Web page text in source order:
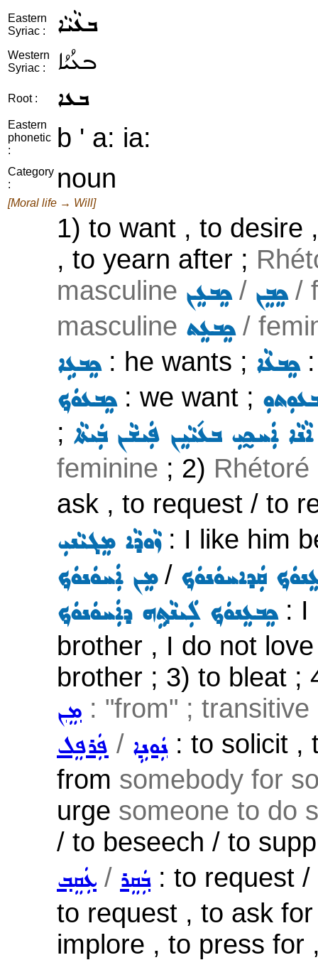
Eastern
Syriac :
ܒܥܵܝܵܐ
Western
Syriac :
ܒܥܳܝܳܐ
Root : ܒܥܐ
Eastern
phonetic
:
b ' a: ia:
Category
:
noun
[Moral life → Will]
1) to want , to desire
, to yearn after ;
masculine ܟܸܒܥܸܢ/ ܟܸܒܸܢ/
masculine ܟܸܒܥܸܬ/
ܟܸܒܥܹܐ: he wants ; ܟܸܒܥܵܐ:
ܟܸܒܥܘܿܟ݂: we want ;
; ܐܵܢܵܐ ܐܲܚܟ̰ܝܼ ܒܥ݇ܝܵܝܸܢ ܦܲܝܫܵܢ ܒܲܝܬܵܐ
feminine ; 2)
ask , to request / to
ܙܵܘܕܵܐ ܡܸܓܝܵܢܝܼ: I like him
ܡܸܢ ܐܲܚܘܿܢܘܿܟ݂/ ܩܲܕܐܚܘܿܢܘܿܟ݂
ܟܸܒܥܸܢܘܿܟ݂ ܠܲܝܢܵܬ݂ܹܗ ܕܐܲܚܘܿܢܘܿܟ݂: I
brother , I do not
brother ; 3) to bleat ;
ܡܸܢ : "from" ;
ܦܲܪܦܸܠ / ܢܲܘܢܹܐ: to solicit ,
from somebody for
urge someone to do
/ to beseech / to
ܥܲܩܸܒ݂ / ܒܲܩܸܪ: to request /
to request , to ask
implore , to press